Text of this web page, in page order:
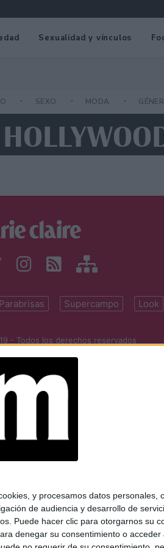
y procesamos datos
de audiencia y desarrollo de
Puede hacer clic para otorgarnos su
denegar su consentimiento o
Sexualidad y vínculos
SEXO MODA
Parabrisas Supercampo Look
- Todos los derechos reservados
| Propietario: Diario Perfil S.A.